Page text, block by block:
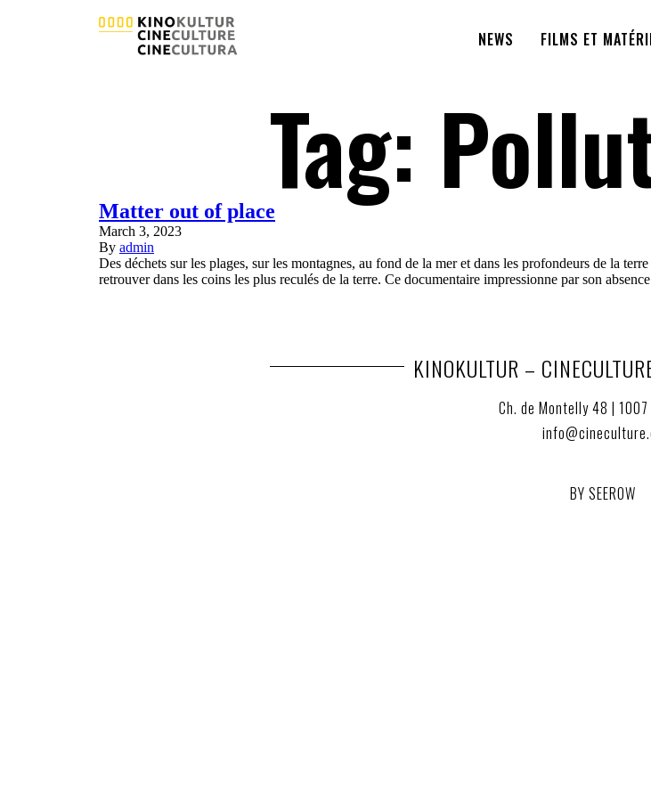
NEWS FILMS ET
Tag:
Matter out of place
March 3, 2023
By admin
Des déchets sur les plages, sur les montagnes, au fond de la mer et dans les profondeurs de la
retrouver dans les coins les plus reculés de la terre. Ce documentaire impressionne par son
KINOKULTUR –
Ch. de Montelly 48 | 1007
BY SEEROW